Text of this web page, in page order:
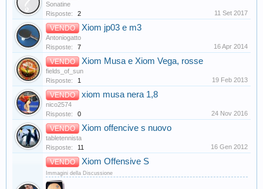
Sonatine
Risposte:
2 11 Set 2017
VENDO Xiom jp03 e m3
Antoniogatto
Risposte:
7 16 Apr 2014
VENDO Xiom Musa e Xiom Vega, rosse
fields_of_sun
Risposte:
1 19 Feb 2013
VENDO xiom musa nera 1,8
nico2574
Risposte:
0 24 Nov 2016
VENDO Xiom offencive s nuovo
tabletennista
Risposte:
11 16 Gen 2012
VENDO Xiom Offensive S
Immagini della Discussione